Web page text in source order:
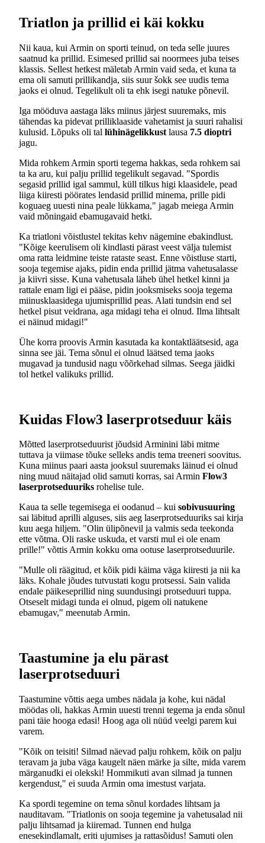
Triatlon ja prillid ei käi kokku
Nii kaua, kui Armin on sporti teinud, on teda selle juures
saatnud ka prillid. Esimesed prillid sai noormees juba teises
klassis. Sellest hetkest mäletab Armin vaid seda, et kuna ta
ema oli samuti prillikandja, siis suur šokk see uudis tema
jaoks ei olnud. Tegelikult oli ta ehk isegi natuke põnevil.
Iga mööduva aastaga läks miinus järjest suuremaks, mis
tähendas ka pidevat prilliklaaside vahetamist ja suuri rahalisi
kulusid. Lõpuks oli tal lühinägelikkust lausa 7.5 dioptri
jagu.
Mida rohkem Armin sporti tegema hakkas, seda rohkem sai
ta ka aru, kui palju prillid tegelikult segavad. "Spordis
segasid prillid igal sammul, küll tilkus higi klaasidele, pead
liiga kiiresti pöörates lendasid prillid minema, prille pidi
koguaeg uuesti nina peale lükkama," jagab meiega Armin
vaid mõningaid ebamugavaid hetki.
Ka triatloni võistlustel tekitas kehv nägemine ebakindlust.
"Kõige keerulisem oli kindlasti pärast veest välja tulemist
oma ratta leidmine teiste rataste seast. Enne võistluse starti,
sooja tegemise ajaks, pidin enda prillid jätma vahetusalasse
ja kiivri sisse. Kuna vahetusala läheb ühel hetkel kinni ja
rattale enam ligi ei pääse, pidin jooksmiseks sooja tegema
miinusklaasidega ujumisprillid peas. Alati tundsin end sel
hetkel pisut veidrana, aga midagi teha ei olnud. Ilma lihtsalt
ei näinud midagi!"
Ühe korra proovis Armin kasutada ka kontaktläätsesid, aga
sinna see jäi. Tema sõnul ei olnud läätsed tema jaoks
mugavad ja tundusid nagu võõrkehad silmas. Seega jäidki
tol hetkel valikuks prillid.
Kuidas Flow3 laserprotseduur käis
Mõtted laserprotseduurist jõudsid Arminini läbi mitme
tuttava ja viimase tõuke selleks andis tema treeneri soovitus.
Kuna miinus paari aasta jooksul suuremaks läinud ei olnud
ning muud näitajad olid samuti korras, sai Armin Flow3
laserprotseduuriks rohelise tule.
Kaua ta selle tegemisega ei oodanud – kui sobivusuuring
sai läbitud aprilli alguses, siis aeg laserprotseduuriks sai kirja
kuu aega hiljem. "Olin ülipõnevil ja valmis seda teekonda
ette võtma. Oli raske uskuda, et varsti mul ei ole enam
prille!" võttis Armin kokku oma ootuse laserprotseduurile.
"Mulle oli räägitud, et kõik pidi käima väga kiiresti ja nii ka
läks. Kohale jõudes tutvustati kogu protsessi. Sain valida
endale päikeseprillid ning suundusingi protseduuri tuppa.
Otseselt midagi tunda ei olnud, pigem oli natukene
ebamugav," meenutab Armin.
Taastumine ja elu pärast
laserprotseduuri
Taastumine võttis aega umbes nädala ja kohe, kui nädal
möödas oli, hakkas Armin uuesti trenni tegema ja enda sõnul
pani täie hooga edasi! Hoog aga oli nüüd veelgi parem kui
varem.
"Kõik on teisiti! Silmad näevad palju rohkem, kõik on palju
teravam ja juba väga kaugelt näen märke ja silte, mida varem
märganudki ei olekski! Hommikuti avan silmad ja tunnen
kergendust," ei suuda Armin oma imestust varjata.
Ka spordi tegemine on tema sõnul kordades lihtsam ja
nauditavam. "Triatlonis on sooja tegemine ja vahetusalad nii
palju lihtsamad ja kiiremad. Tunnen end hulga
enesekindlamalt, eriti ujumises ja rattasõidus! Samuti olen